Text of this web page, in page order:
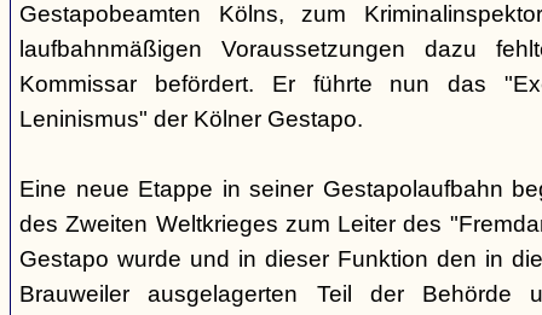
Gestapobeamten Kölns, zum
laufbahnmäßigen Voraussetzungen dazu
Kommissar befördert. Er führte nun das
Leninismus" der Kölner Gestapo.
Eine neue Etappe in seiner Gestapolaufbahn
des Zweiten Weltkrieges zum Leiter des
Gestapo wurde und in dieser Funktion den in
Brauweiler ausgelagerten Teil der Behörde